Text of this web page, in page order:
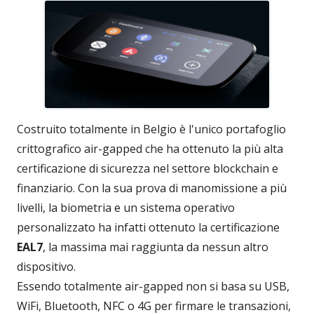
Costruito totalmente in Belgio è l'unico portafoglio
crittografico air-gapped che ha ottenuto la più alta
certificazione di sicurezza nel settore blockchain e
finanziario. Con la sua prova di manomissione a più
livelli, la biometria e un sistema operativo
personalizzato ha infatti ottenuto la certificazione
EAL7, la massima mai raggiunta da nessun altro
dispositivo.
Essendo totalmente air-gapped non si basa su USB,
WiFi, Bluetooth, NFC o 4G per firmare le transazioni,